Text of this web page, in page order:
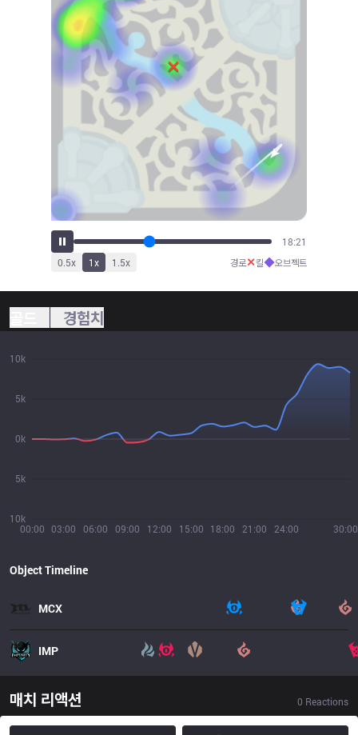
20:17
0.5x 1x 1.5x 경로✕킬◆오브젝트
경험치
00:00 03:00 06:00 09:00 12:00 15:00 18:00 21:00 24:00 30:00
10k
5k
0k
5k
10k
Object Timeline
MCX
IMP
매치 리액션 0 Reactions